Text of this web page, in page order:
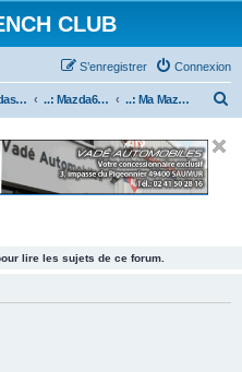
CLUB
Connexion
S’enregistrer
..: Mazdaspeed & MPS :.. ..: Mazda6 MPS & Mazdaspeed 6 :.. ..: Ma Mazda6 MPS :..
e
lire les sujets de ce forum.